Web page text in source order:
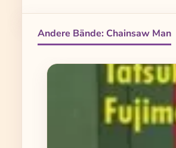
Andere Bände: Chainsaw Man
Produktgalerie überspringen